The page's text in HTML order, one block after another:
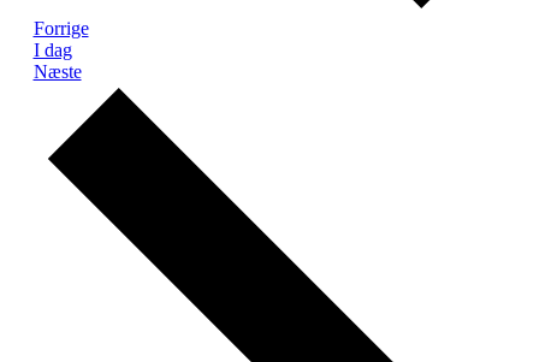
ForrigeBegivenheder
I dag
NæsteBegivenheder